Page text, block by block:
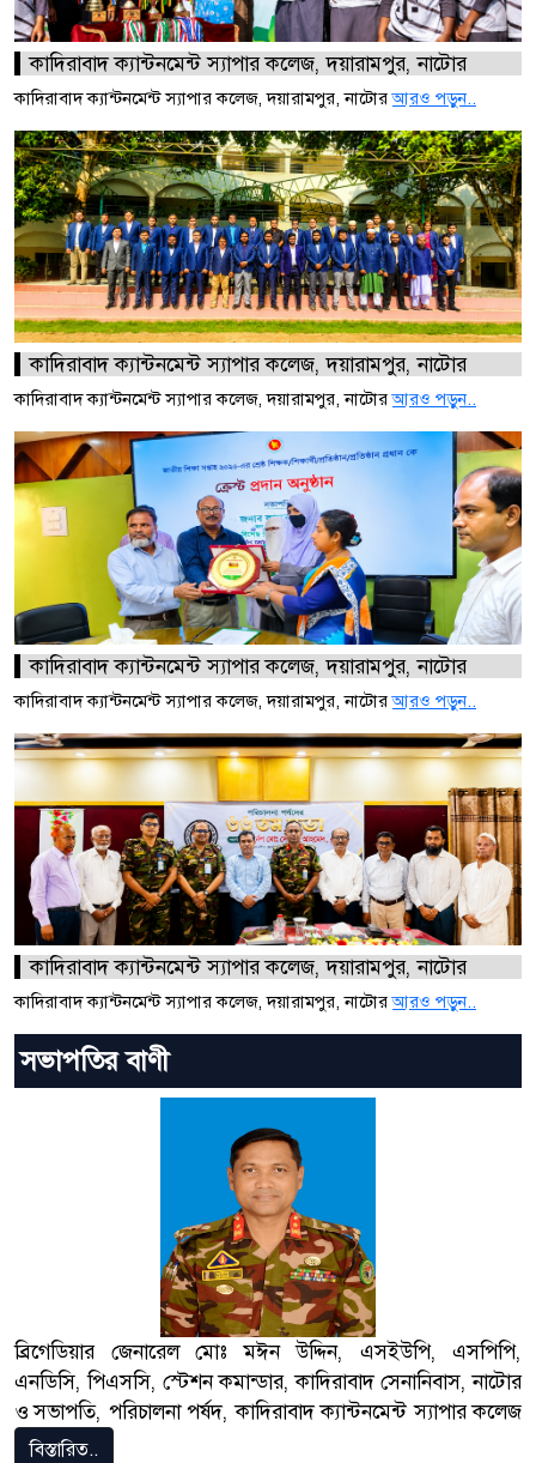
কাদিরাবাদ ক্যান্টনমেন্ট স্যাপার কলেজ, দয়ারামপুর, নাটোর
কাদিরাবাদ ক্যান্টনমেন্ট স্যাপার কলেজ, দয়ারামপুর, নাটোরআরও পড়ুন..
কাদিরাবাদ ক্যান্টনমেন্ট স্যাপার কলেজ, দয়ারামপুর, নাটোর
কাদিরাবাদ ক্যান্টনমেন্ট স্যাপার কলেজ, দয়ারামপুর, নাটোরআরও পড়ুন..
কাদিরাবাদ ক্যান্টনমেন্ট স্যাপার কলেজ, দয়ারামপুর, নাটোর
কাদিরাবাদ ক্যান্টনমেন্ট স্যাপার কলেজ, দয়ারামপুর, নাটোরআরও পড়ুন..
কাদিরাবাদ ক্যান্টনমেন্ট স্যাপার কলেজ, দয়ারামপুর, নাটোর
কাদিরাবাদ ক্যান্টনমেন্ট স্যাপার কলেজ, দয়ারামপুর, নাটোরআরও পড়ুন..
সভাপতির বাণী
ব্রিগেডিয়ার জেনারেল মোঃ মঈন উদ্দিন, এসইউপি, এসপিপি,
এনডিসি, পিএসসি, স্টেশন কমান্ডার, কাদিরাবাদ সেনানিবাস, নাটোর
ও সভাপতি, পরিচালনা পর্ষদ, কাদিরাবাদ ক্যান্টনমেন্ট স্যাপার কলেজ
বিস্তারিত..